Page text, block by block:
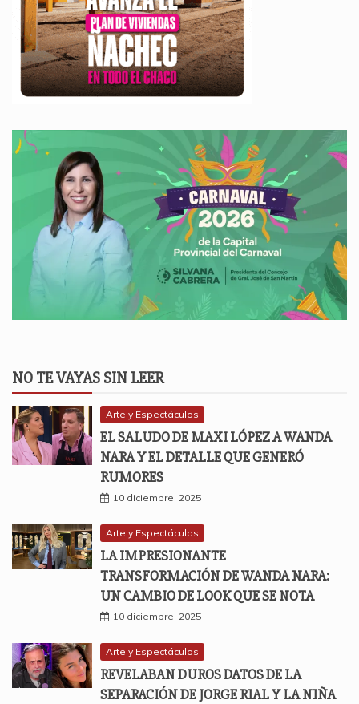
NO TE VAYAS SIN LEER
Arte y Espectáculos
EL SALUDO DE MAXI LÓPEZ A WANDA
NARA Y EL DETALLE QUE GENERÓ
RUMORES
10 diciembre, 2025
Arte y Espectáculos
LA IMPRESIONANTE
TRANSFORMACIÓN DE WANDA NARA:
UN CAMBIO DE LOOK QUE SE NOTA
10 diciembre, 2025
Arte y Espectáculos
REVELABAN DUROS DATOS DE LA
SEPARACIÓN DE JORGE RIAL Y LA NIÑA